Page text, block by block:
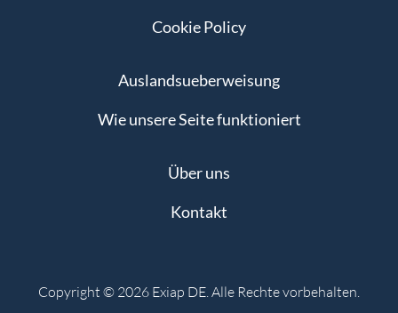
Cookie Policy
Auslandsueberweisung
Wie unsere Seite funktioniert
Über uns
Kontakt
Copyright © 2026 Exiap DE. Alle Rechte vorbehalten.